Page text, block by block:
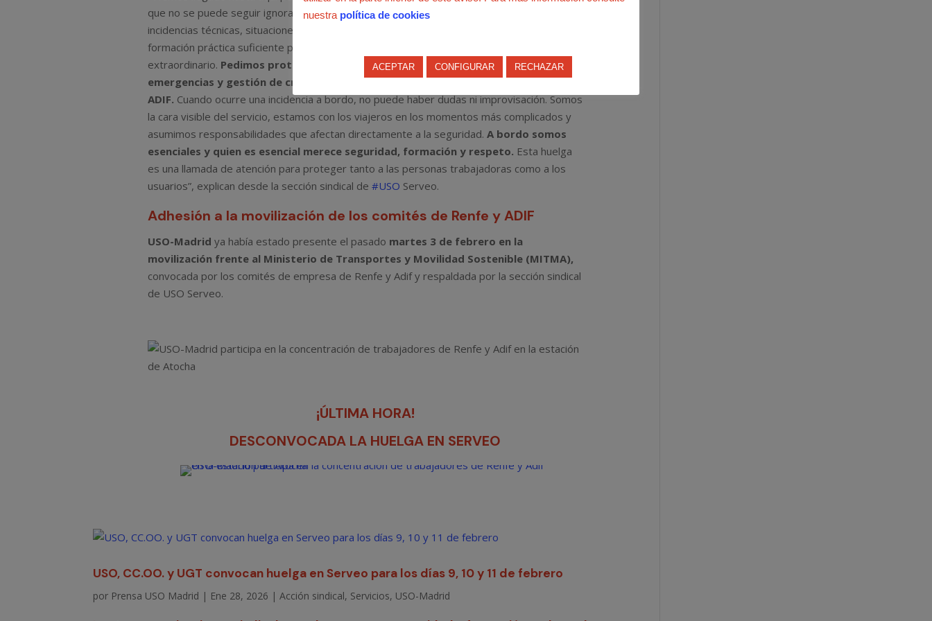
que no se puede seguir ignorando. El personal a bordo trabaja cada día con vibraciones,
incidencias técnicas, situaciones de estrés y emergencias, sin protocolos claros ni
formación práctica suficiente para afrontarlas con garantías. No estamos pidiendo nada
extraordinario. Pedimos protocolos de actuación, formación real en autoprotección,
emergencias y gestión de crisis, y una coordinación efectiva entre Serveo, Renfe y
ADIF. Cuando ocurre una incidencia a bordo, no puede haber dudas ni improvisación. Somos
la cara visible del servicio, estamos con los viajeros en los momentos más complicados y
asumimos responsabilidades que afectan directamente a la seguridad. A bordo somos
esenciales y quien es esencial merece seguridad, formación y respeto. Esta huelga
es una llamada de atención para proteger tanto a las personas trabajadoras como a los
usuarios”, explican desde la sección sindical de #USO Serveo.
Adhesión a la movilización de los comités de Renfe y ADIF
USO-Madrid ya había estado presente el pasado martes 3 de febrero en la
movilización frente al Ministerio de Transportes y Movilidad Sostenible (MITMA),
convocada por los comités de empresa de Renfe y Adif y respaldada por la sección sindical
de USO Serveo.
¡ÚLTIMA HORA!
DESCONVOCADA LA HUELGA EN SERVEO
USO, CC.OO. y UGT convocan huelga en Serveo para los días 9, 10 y 11 de febrero
por Prensa USO Madrid | Ene 28, 2026 |Acción sindical, Servicios, USO-Madrid
nuestra política de cookies
ACEPTAR CONFIGURAR RECHAZAR